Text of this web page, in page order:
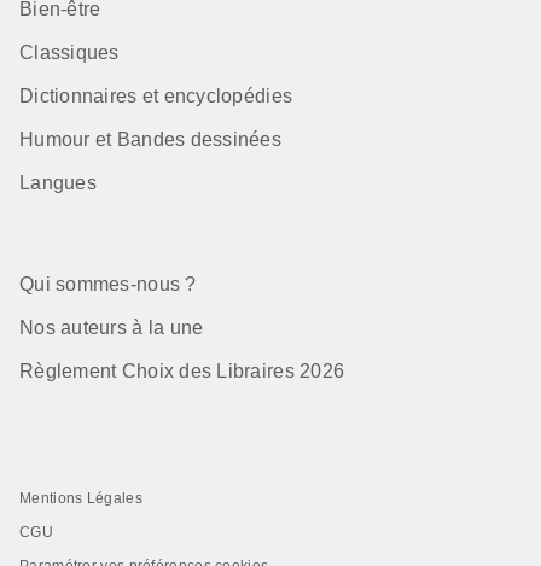
Bien-être
Classiques
Dictionnaires et encyclopédies
Humour et Bandes dessinées
Langues
Qui sommes-nous ?
Nos auteurs à la une
Règlement Choix des Libraires 2026
Mentions Légales
CGU